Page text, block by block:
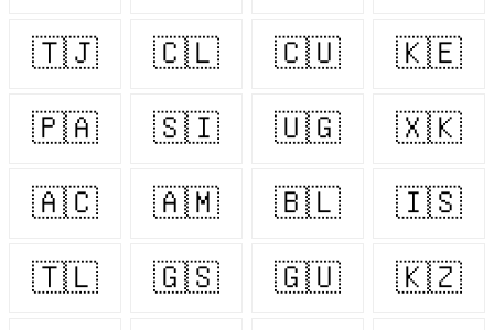
🇹🇯 🇨🇱 🇨🇺 🇰🇪
🇵🇦 🇸🇮 🇺🇬 🇽🇰
🇦🇨 🇦🇲 🇧🇱 🇮🇸
🇹🇱 🇬🇸 🇬🇺 🇰🇿